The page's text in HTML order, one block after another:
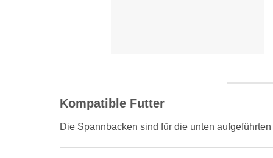
Kompatible Futter
Die Spannbacken sind für die unten